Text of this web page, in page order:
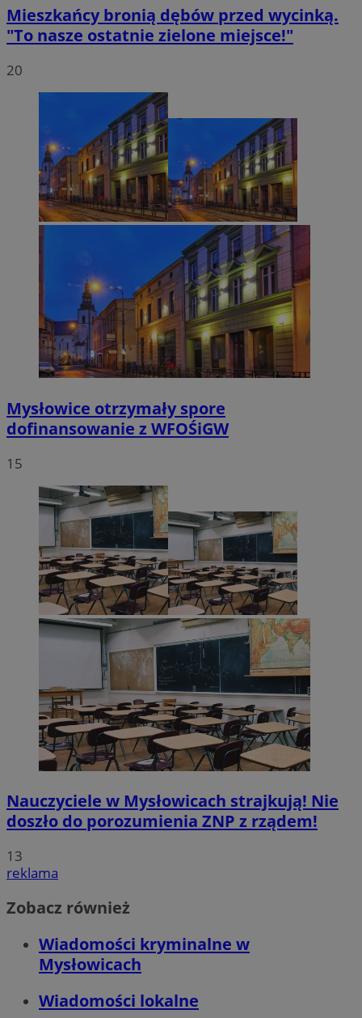
Mieszkańcy bronią dębów przed wycinką.
"To nasze ostatnie zielone miejsce!"
20
Mysłowice otrzymały spore
dofinansowanie z WFOŚiGW
15
Nauczyciele w Mysłowicach strajkują! Nie
doszło do porozumienia ZNP z rządem!
13
reklama
Zobacz również
Wiadomości kryminalne w
Mysłowicach
Wiadomości lokalne